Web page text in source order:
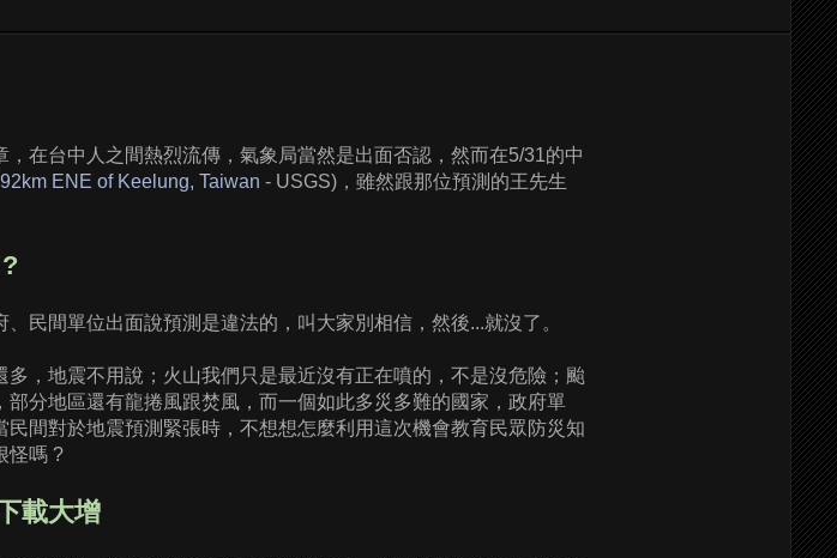
在台中人之間熱烈流傳，氣象局當然是出面否認，然而在5/31的中
ENE of Keelung, Taiwan - USGS)，雖然跟那位預測的王先生
民間單位出面說預測是違法的，叫大家別相信，然後...就沒了。
，地震不用說；火山我們只是最近沒有正在噴的，不是沒危險；颱
分地區還有龍捲風跟焚風，而一個如此多災多難的國家，政府單
間對於地震預測緊張時，不想想怎麼利用這次機會教育民眾防災知
怪嗎 ?
載大增